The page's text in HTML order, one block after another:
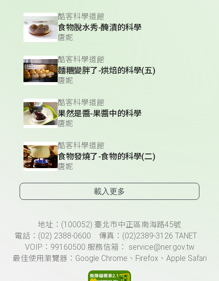
酷客科學道館
食物脫水秀-醃漬的科學
唐妮
酷客科學道館
麵糰變胖了-烘焙的科學(五)
唐妮
酷客科學道館
果然是醬-果醬中的科學
唐妮
酷客科學道館
食物發燒了-食物的科學(二)
唐妮
載入更多
頁尾資訊地址：(100052) 臺北市中正區南海路45號
電話：(02) 2388-0600 傳真：(02)2389-3126 TANET
VOIP：99160500 服務信箱： service@ner.gov.tw
最佳使用瀏覽器：Google Chrome、Firefox、Apple Safari